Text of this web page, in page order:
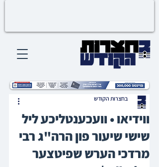
ווידיאו • וועכענטליכע ליל
שישי שיעור פון הרה"ג רבי
מרדכי הערש שפיטצער
בחצרות הקודש